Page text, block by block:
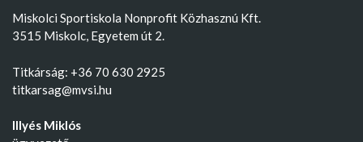
Miskolci Sportiskola Nonprofit Közhasznú Kft.
3515 Miskolc, Egyetem út 2.
Titkárság: +36 70 630 2925
titkarsag@mvsi.hu
Illyés Miklós